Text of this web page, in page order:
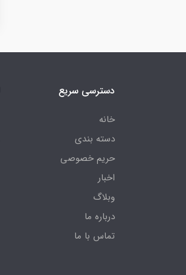
دسترسی سریع
خانه
دسته بندی
حریم خصوصی
اخبار
وبلاگ
درباره ما
تماس با ما